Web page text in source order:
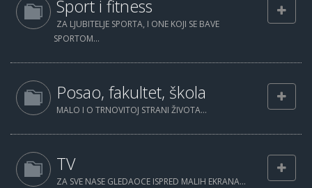
Sport i fitness
ZA LJUBITELJE SPORTA, I ONE KOJI SE BAVE
SPORTOM...
Posao, fakultet, škola
MALO I O TRNOVITOJ STRANI ŽIVOTA...
TV
ZA SVE NASE GLEDAOCE ISPRED MALIH EKRANA...